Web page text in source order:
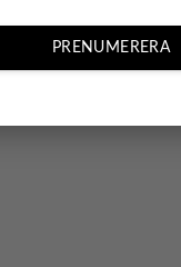
PRENUMERERA